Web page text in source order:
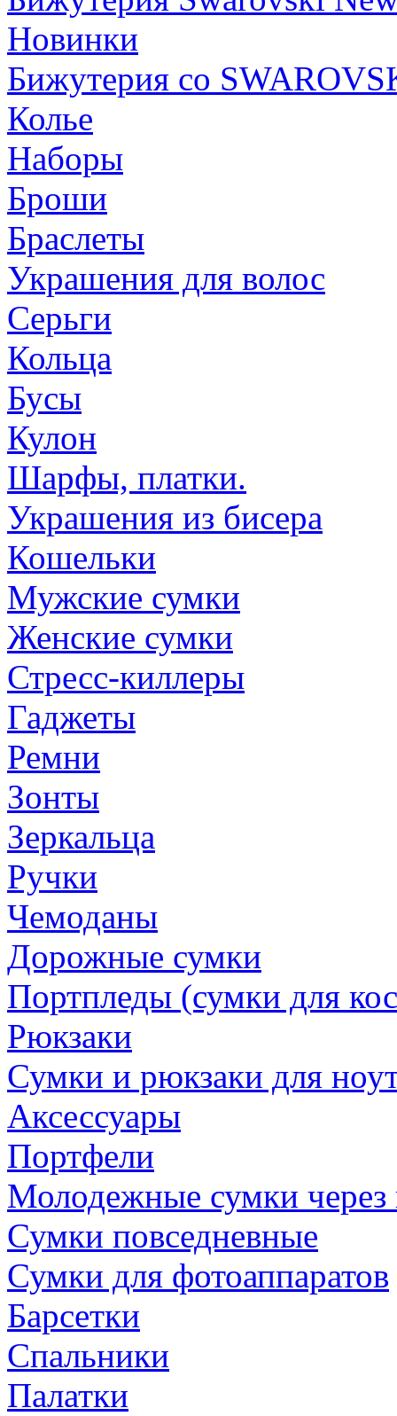
Новинки
Бижутерия со
Колье
Наборы
Броши
Браслеты
Украшения для волос
Серьги
Кольца
Бусы
Кулон
Шарфы, платки.
Украшения из бисера
Кошельки
Мужские сумки
Женские сумки
Стресс-киллеры
Гаджеты
Ремни
Зонты
Зеркальца
Ручки
Чемоданы
Дорожные сумки
Портпледы (сумки для
Рюкзаки
Сумки и рюкзаки для
Аксессуары
Портфели
Молодежные сумки через
Сумки повседневные
Сумки для фотоаппаратов
Барсетки
Спальники
Палатки